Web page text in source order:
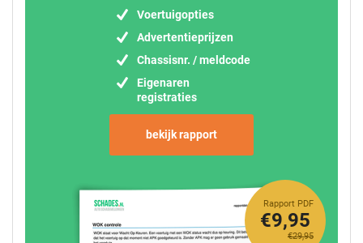
Voertuigopties
Advertentieprijzen
Chassisnr. / meldcode
Eigenaren
registraties
bekijk rapport
Rapport PDF
€29,95
€9,95